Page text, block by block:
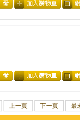
上一頁 下一頁 最